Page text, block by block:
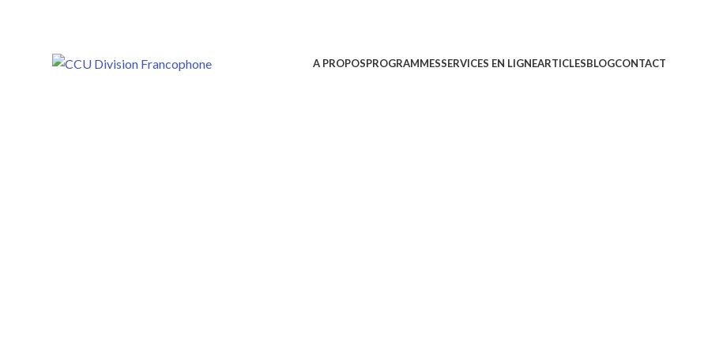
A PROPOSPROGRAMMESSERVICES EN LIGNEARTICLESBLOGCONTACT